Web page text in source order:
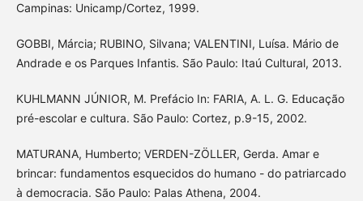
Campinas: Unicamp/Cortez, 1999.
GOBBI, Márcia; RUBINO, Silvana; VALENTINI, Luísa. Mário de
Andrade e os Parques Infantis. São Paulo: Itaú Cultural, 2013.
KUHLMANN JÚNIOR, M. Prefácio In: FARIA, A. L. G. Educação
pré-escolar e cultura. São Paulo: Cortez, p.9-15, 2002.
MATURANA, Humberto; VERDEN-ZÖLLER, Gerda. Amar e
brincar: fundamentos esquecidos do humano - do patriarcado
à democracia. São Paulo: Palas Athena, 2004.